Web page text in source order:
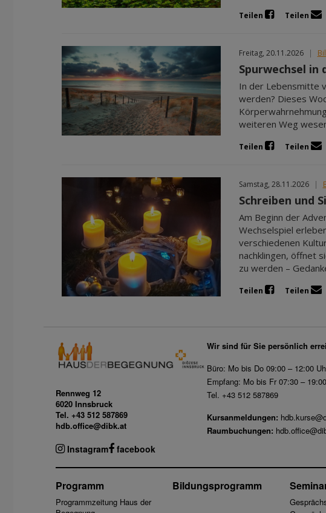
Teilen Teilen
Freitag, 20.11.2026 |
Spurwechsel
In der Lebensmitte
werden? Dieses
weiteren Weg
Teilen Teilen
Samstag, 28.11.2026 |
Schreiben und
Am Beginn der
Wechselspiel
verschiedenen
nachklingen, öffnet
zu werden –
Teilen Teilen
Rennweg 12
6020 Innsbruck
Tel. +43 512 587869
hdb.office@dibk.at
Instagram facebook
Wir sind für Sie persönlich
Büro: Mo bis Do 09:00 – 12:00
Empfang: Mo bis Fr 07:30 –
Tel. +43 512 587869
Kursanmeldungen:
Raumbuchungen:
Programm
Programmzeitung Haus der
Bildungsprogramm